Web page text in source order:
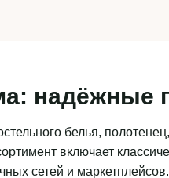
надёжные
белья,
включает
сетей и